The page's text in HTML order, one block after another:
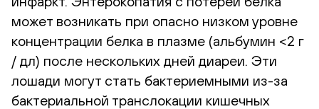
может возникать при опасно низком уровне
концентрации белка в плазме (альбумин <2 г
/ дл) после нескольких дней диареи. Эти
лошади могут стать бактериемными из-за
бактериальной транслокации кишечных